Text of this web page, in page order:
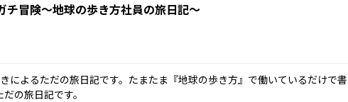
チ冒険～地球の歩き方社員の旅日記～
によるただの旅日記です。たまたま『地球の歩き方』で働いているだけで書
の旅日記です。